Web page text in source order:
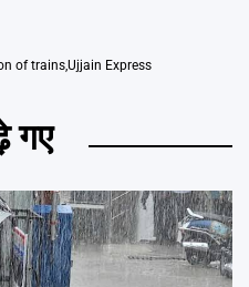
of trains,Ujjain Express
गए